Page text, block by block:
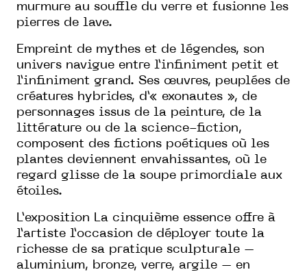
murmure au souffle du verre et fusionne les
pierres de lave.
Empreint de mythes et de légendes, son
univers navigue entre l’infiniment petit et
l’infiniment grand. Ses œuvres, peuplées de
créatures hybrides, d’« exonautes », de
personnages issus de la peinture, de la
littérature ou de la science-fiction,
composent des fictions poétiques où les
plantes deviennent envahissantes, où le
regard glisse de la soupe primordiale aux
étoiles.
L’exposition La cinquième essence offre à
l’artiste l’occasion de déployer toute la
richesse de sa pratique sculpturale –
aluminium, bronze, verre, argile – en